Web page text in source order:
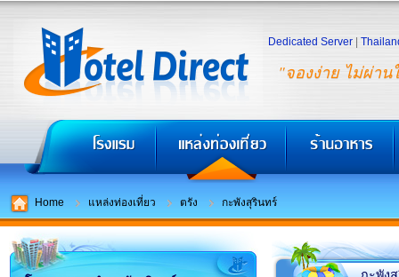
"จองง่าย ไม่ผ่าน
Dedicated Server
Home แหล่งท่องเที่ยว ตรัง กะพังสุรินทร์